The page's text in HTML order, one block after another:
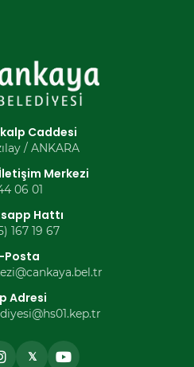
Caddesi
/ ANKARA
Merkezi
06 01
Hattı
167 19 67
Posta
Adresi
𝕏